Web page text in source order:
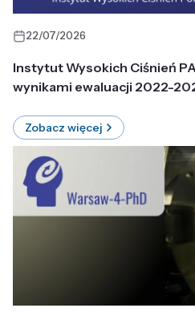
22/07/2026
Instytut Wysokich Ciśnień
wynikami ewaluacji 2022-
Zobacz więcej